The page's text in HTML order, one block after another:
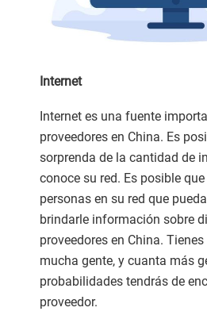
Internet
Internet es una fuente
proveedores en China. Es
sorprenda de la cantidad de
conoce su red. Es posible
personas en su red que
brindarle información sobre
proveedores en China.
mucha gente, y cuanta más
probabilidades tendrás de
proveedor.